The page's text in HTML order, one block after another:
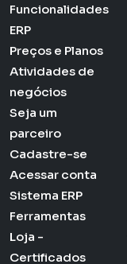
Funcionalidades
ERP
Preços e Planos
Atividades de
negócios
Seja um
parceiro
Cadastre-se
Acessar conta
Sistema ERP
Ferramentas
Loja -
Certificados